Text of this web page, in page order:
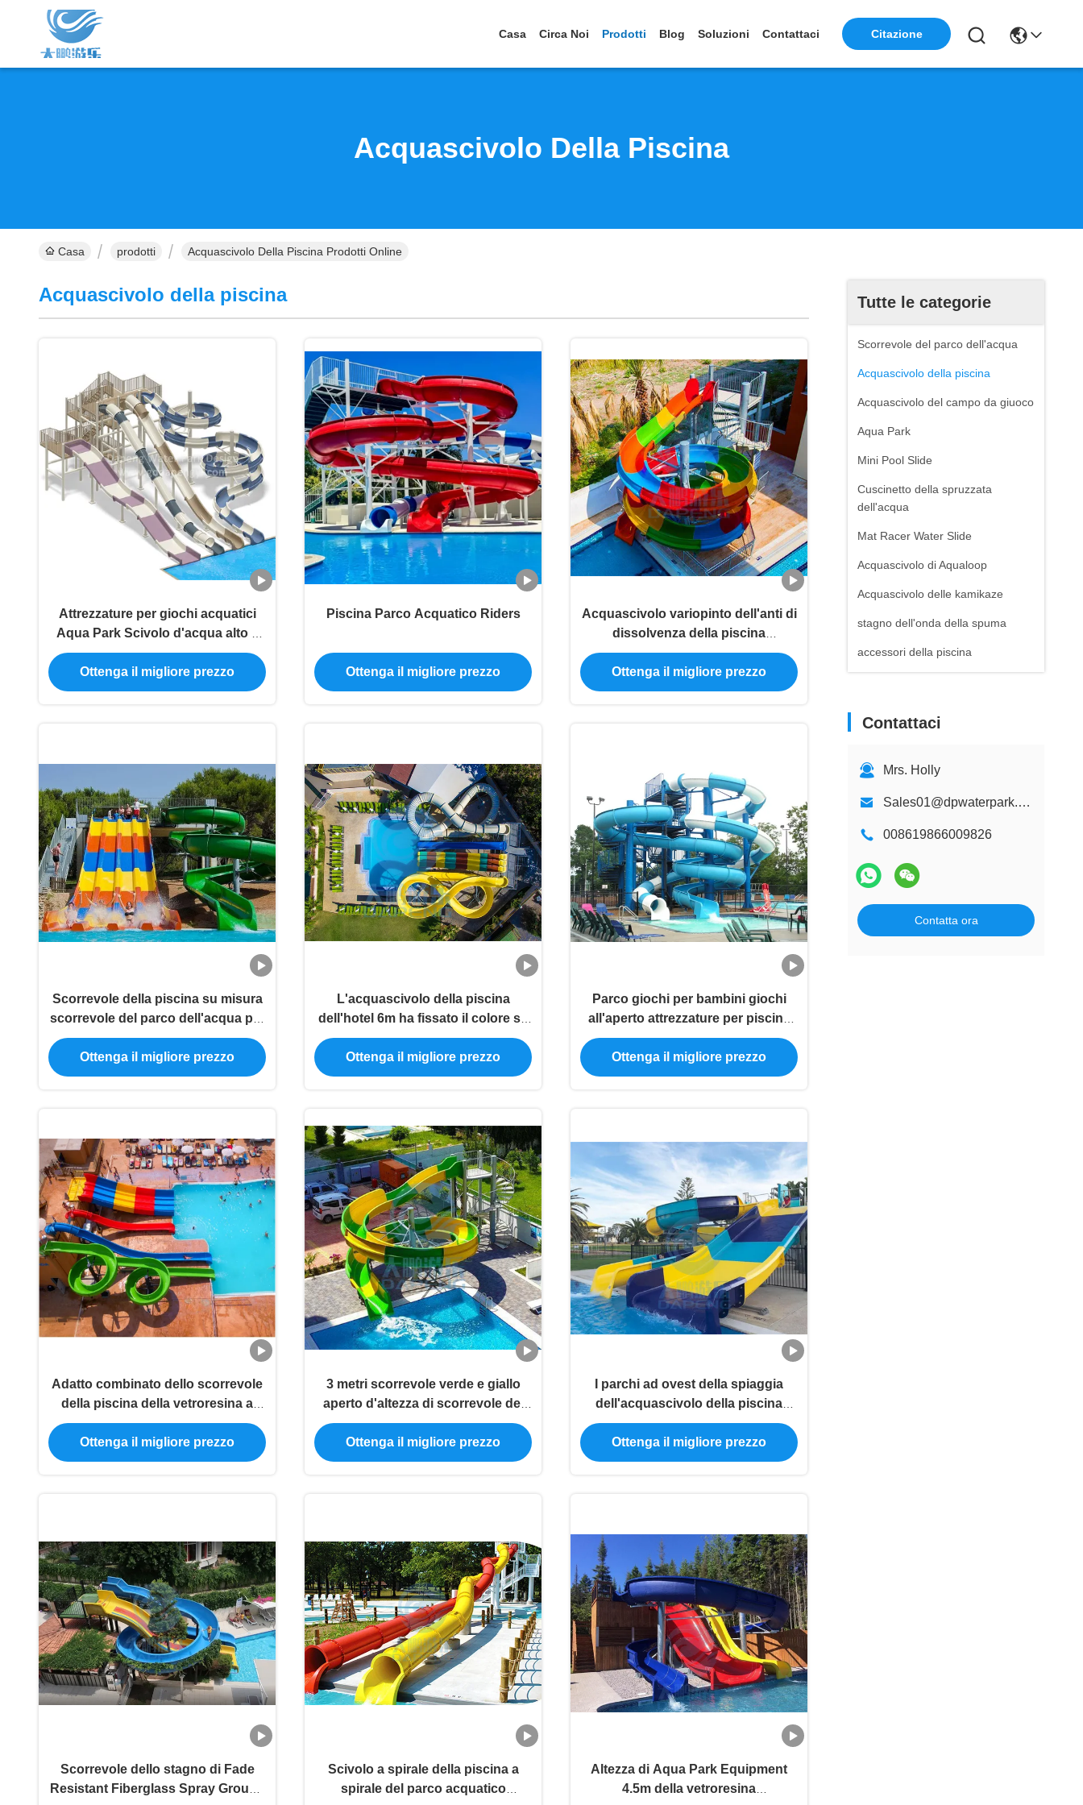
Casa Circa Noi Prodotti Blog Soluzioni Contattaci Citazione
Acquascivolo Della Piscina
Casa prodotti Acquascivolo Della Piscina Prodotti Online
Tutte le categorie
Scorrevole del parco dell'acqua
Acquascivolo della piscina
Acquascivolo del campo da giuoco
Aqua Park
Mini Pool Slide
Cuscinetto della spruzzata
dell'acqua
Mat Racer Water Slide
Acquascivolo di Aqualoop
Acquascivolo delle kamikaze
stagno dell'onda della spuma
accessori della piscina
Contattaci
Mrs. Holly
Sales01@dpwaterpark.com
008619866009826
Contatta ora
Acquascivolo della piscina
Attrezzature per giochi acquatici
Aqua Park Scivolo d'acqua alto 7
metri Cluster Hill Curve Fibra di
vetro Scivolo per piscina
Ottenga il migliore prezzo
Piscina Parco Acquatico Riders
Ottenga il migliore prezzo
Acquascivolo variopinto dell'anti di
dissolvenza della piscina
vetroresina ultravioletta
dell'acquascivolo
Ottenga il migliore prezzo
Scorrevole della piscina su misura
scorrevole del parco dell'acqua per
gli adulti ed i bambini
Ottenga il migliore prezzo
L'acquascivolo della piscina
dell'hotel 6m ha fissato il colore su
misura vetroresina anti statica
Ottenga il migliore prezzo
Parco giochi per bambini giochi
all'aperto attrezzature per piscina
commerciale scivolo d'acqua set
fibra di vetro per adulti
Ottenga il migliore prezzo
Adatto combinato dello scorrevole
della piscina della vetroresina a
parco dell'acqua, hotel, località di
soggiorno
Ottenga il migliore prezzo
3 metri scorrevole verde e giallo
aperto d'altezza di scorrevole del
corpo, della piscina
Ottenga il migliore prezzo
I parchi ad ovest della spiaggia
dell'acquascivolo della piscina
della vetroresina ricorrono Aqua
Slide Sets
Ottenga il migliore prezzo
Scorrevole dello stagno di Fade
Resistant Fiberglass Spray Ground
Scivolo a spirale della piscina a
spirale del parco acquatico
Altezza di Aqua Park Equipment
4.5m della vetroresina